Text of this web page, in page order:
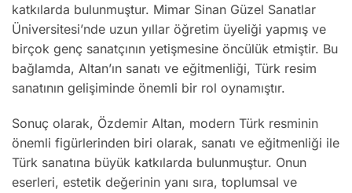
katkılarda bulunmuştur. Mimar Sinan Güzel Sanatlar
Üniversitesi’nde uzun yıllar öğretim üyeliği yapmış ve
birçok genç sanatçının yetişmesine öncülük etmiştir. Bu
bağlamda, Altan’ın sanatı ve eğitmenliği, Türk resim
sanatının gelişiminde önemli bir rol oynamıştır.
Sonuç olarak, Özdemir Altan, modern Türk resminin
önemli figürlerinden biri olarak, sanatı ve eğitmenliği ile
Türk sanatına büyük katkılarda bulunmuştur. Onun
eserleri, estetik değerinin yanı sıra, toplumsal ve